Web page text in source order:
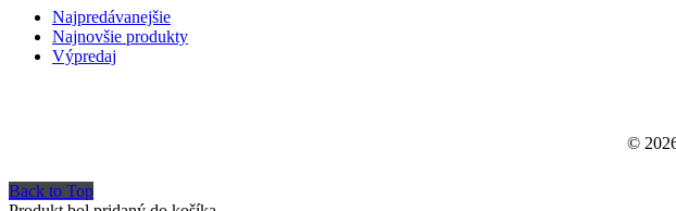
Najpredávanejšie
Najnovšie produkty
Výpredaj
©
Back to Top